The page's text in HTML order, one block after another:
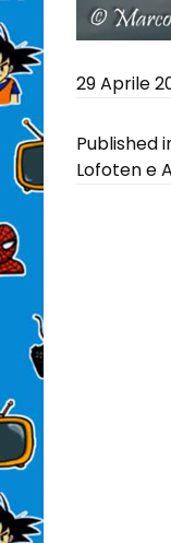
Posted
29 Aprile
Published
Lofoten e